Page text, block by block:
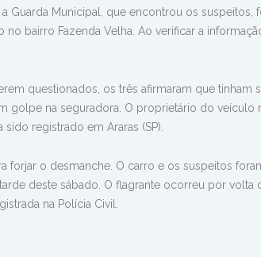
Guarda Municipal, que encontrou os suspeitos,
bairro Fazenda Velha. Ao verificar a
questionados, os três afirmaram que tinham
golpe na seguradora. O proprietário do veículo
registrado em Araras (SP).
forjar o desmanche. O carro e os suspeitos
deste sábado. O flagrante ocorreu por volta
na Polícia Civil.